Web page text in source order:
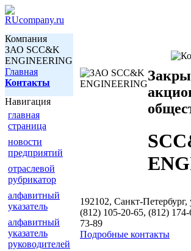
Компания
ЗАО SCC&K
ENGINEERING
Главная
Контакты
Навигация
главная
страница
новости
предприятий
отраслевой
рубрикатор
алфавитный
указатель
алфавитный
указатель
руководителей
192102, Санкт-
(812) 105-20-65, (812)
73-89
Подробные контакты